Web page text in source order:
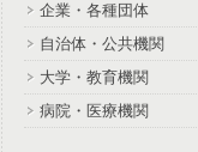
企業・各種団体
自治体・公共機関
大学・教育機関
病院・医療機関